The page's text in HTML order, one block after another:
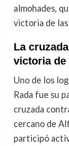
almohades,
victoria de
La
victoria de
Uno de los
Rada fue su
cruzada
cercano de
participó